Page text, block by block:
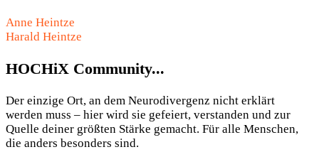
Anne Heintze
Harald Heintze
HOCHiX Community...
Der einzige Ort, an dem Neurodivergenz nicht erklärt
werden muss – hier wird sie gefeiert, verstanden und zur
Quelle deiner größten Stärke gemacht. Für alle Menschen,
die anders besonders sind.